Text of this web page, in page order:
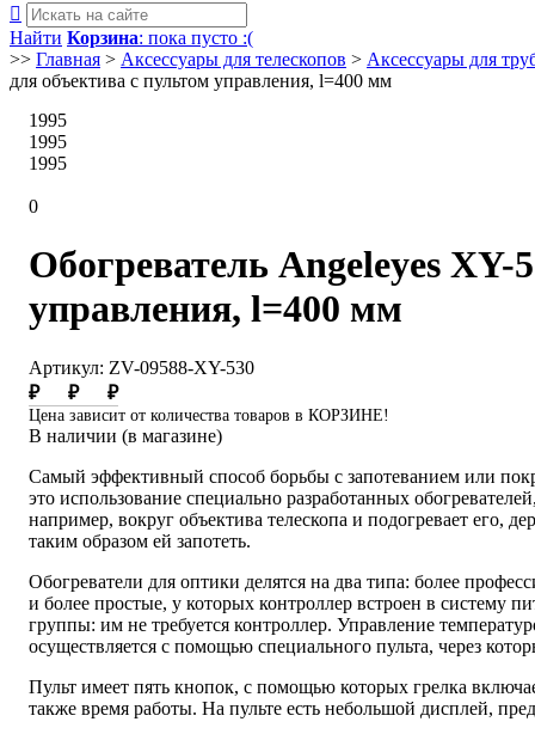

Найти Корзина: пока пусто :(
>> Главная > Аксессуары для телескопов > Аксессуары для
для объектива c пультом управления, l=400 мм
1995
1995
1995
0
Обогреватель Angeleyes XY-
управления, l=400 мм
Артикул: ZV-09588-XY-530
₽
₽ ₽
Цена зависит от количества товаров в КОРЗИНЕ!
В наличии (в магазине)
Самый эффективный способ борьбы с запотеванием или
это использование специально разработанных
например, вокруг объектива телескопа и подогревает его,
таким образом ей запотеть.
Обогреватели для оптики делятся на два типа: более
и более простые, у которых контроллер встроен в систему
группы: им не требуется контроллер. Управление
осуществляется с помощью специального пульта, через
Пульт имеет пять кнопок, с помощью которых грелка
также время работы. На пульте есть небольшой дисплей,